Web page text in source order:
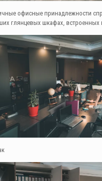
офисные принадлежности
глянцевых шкафах, встроенных